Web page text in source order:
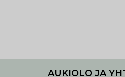
AUKIOLO JA